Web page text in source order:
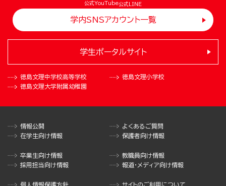
公式YouTube公式LINE
学内SNSアカウント一覧
徳島文理中学校高等学校
徳島文理小学校
徳島文理大学附属幼稚園
学生ポータルサイト
情報公開
よくあるご質問
在学生向け情報
保護者向け情報
卒業生向け情報
教職員向け情報
採用担当向け情報
報道・メディア向け情報
個人情報保護方針 サイトのご利用について